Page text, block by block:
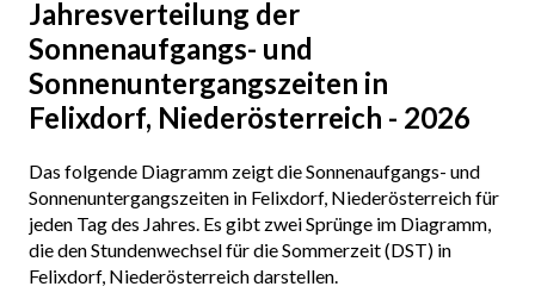
Jahresverteilung der
Sonnenaufgangs- und
Sonnenuntergangszeiten in
Felixdorf, Niederösterreich - 2026
Das folgende Diagramm zeigt die Sonnenaufgangs- und
Sonnenuntergangszeiten in Felixdorf, Niederösterreich für
jeden Tag des Jahres. Es gibt zwei Sprünge im Diagramm,
die den Stundenwechsel für die Sommerzeit (DST) in
Felixdorf, Niederösterreich darstellen.